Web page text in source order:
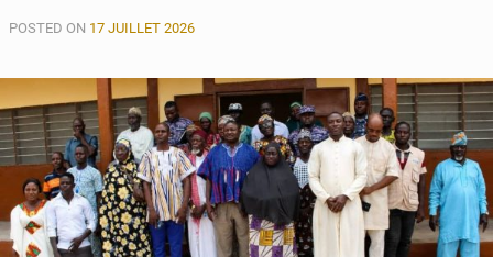
POSTED ON 17 JUILLET 2026